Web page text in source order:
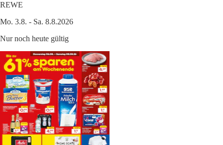
REWE
Mo. 3.8. - Sa. 8.8.2026
Nur noch heute gültig